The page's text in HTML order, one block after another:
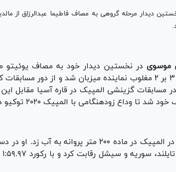
دیدار مرحله گروهی به مصاف فاطیما عبدالرزاق از
موسوی در نخستین دیدار خود به مصاف یوئیتو
رفت و در پایان سه راند مبارزه با نتیجه ۳ بر ۲ مغلوب نماینده میزبان شد و
مسابقات گزینشی المپیک در قاره آسیا مقابل این
زودهنگامی با المپیک ۲۰۲۰ توکیو داشته باشد.
تنها نماینده شنای ایران در المپیک در ماده ۲۰۰ متر